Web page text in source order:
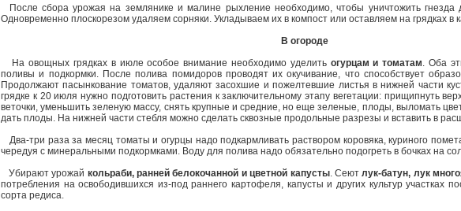
После сбора урожая на землянике и малине рыхление необходимо, чтобы уничтожить гнезда
Одновременно плоскорезом удаляем сорняки. Укладываем их в компост или оставляем на грядках в
В огороде
На овощных грядках в июле особое внимание необходимо уделить огурцам и томатам. Оба
поливы и подкормки. После полива помидоров проводят их окучивание, что способствует
Продолжают пасынкование томатов, удаляют засохшие и пожелтевшие листья в нижней части
грядке к 20 июля нужно подготовить растения к заключительному этапу вегетации: прищипнуть
веточки, уменьшить зеленую массу, снять крупные и средние, но еще зеленые, плоды, выломать
дать плоды. На нижней части стебля можно сделать сквозные продольные разрезы и вставить в
Два-три раза за месяц томаты и огурцы надо подкармливать раствором коровяка, куриного
чередуя с минеральными подкормками. Воду для полива надо обязательно подогреть в бочках на
Убирают урожай кольраби, ранней белокочанной и цветной капусты. Сеютлук-батун, лук
потребления на освободившихся из-под раннего картофеля, капусты и других культур участках
сорта редиса.